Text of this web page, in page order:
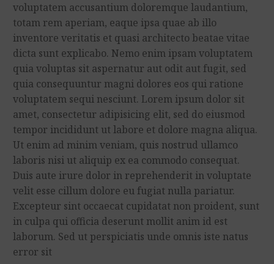
voluptatem accusantium doloremque laudantium,
totam rem aperiam, eaque ipsa quae ab illo
inventore veritatis et quasi architecto beatae vitae
dicta sunt explicabo. Nemo enim ipsam voluptatem
quia voluptas sit aspernatur aut odit aut fugit, sed
quia consequuntur magni dolores eos qui ratione
voluptatem sequi nesciunt. Lorem ipsum dolor sit
amet, consectetur adipisicing elit, sed do eiusmod
tempor incididunt ut labore et dolore magna aliqua.
Ut enim ad minim veniam, quis nostrud ullamco
laboris nisi ut aliquip ex ea commodo consequat.
Duis aute irure dolor in reprehenderit in voluptate
velit esse cillum dolore eu fugiat nulla pariatur.
Excepteur sint occaecat cupidatat non proident, sunt
in culpa qui officia deserunt mollit anim id est
laborum. Sed ut perspiciatis unde omnis iste natus
error sit